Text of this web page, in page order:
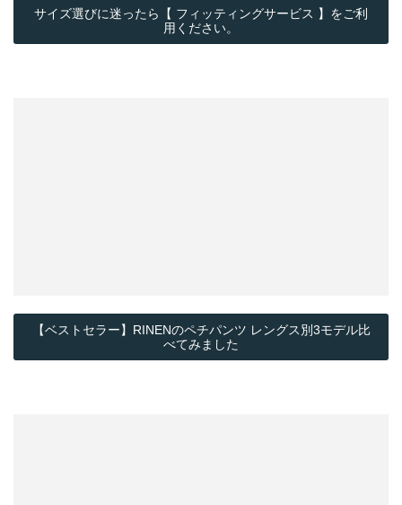
サイズ選びに迷ったら【 フィッティングサービス 】をご利
用ください。
【ベストセラー】RINENのペチパンツ レングス別3モデル比
べてみました